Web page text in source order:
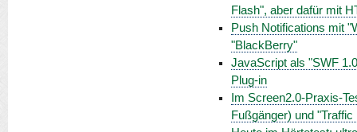
Flash", aber dafür mit
Push Notifications mit
"BlackBerry"
JavaScript als "SWF
Plug-in
Im Screen2.0-Praxis-
Fußgänger) und "Traffic